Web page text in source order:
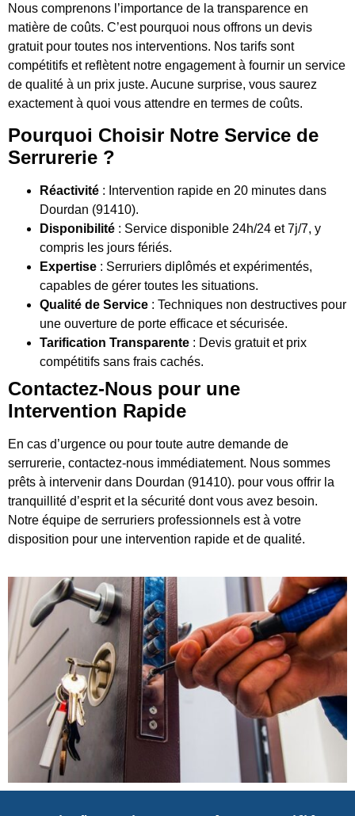
Nous comprenons l’importance de la transparence en
matière de coûts. C’est pourquoi nous offrons un devis
gratuit pour toutes nos interventions. Nos tarifs sont
compétitifs et reflètent notre engagement à fournir un service
de qualité à un prix juste. Aucune surprise, vous saurez
exactement à quoi vous attendre en termes de coûts.
Pourquoi Choisir Notre Service de
Serrurerie ?
Réactivité : Intervention rapide en 20 minutes dans
Dourdan (91410).
Disponibilité : Service disponible 24h/24 et 7j/7, y
compris les jours fériés.
Expertise : Serruriers diplômés et expérimentés,
capables de gérer toutes les situations.
Qualité de Service : Techniques non destructives pour
une ouverture de porte efficace et sécurisée.
Tarification Transparente : Devis gratuit et prix
compétitifs sans frais cachés.
Contactez-Nous pour une
Intervention Rapide
En cas d’urgence ou pour toute autre demande de
serrurerie, contactez-nous immédiatement. Nous sommes
prêts à intervenir dans Dourdan (91410). pour vous offrir la
tranquillité d’esprit et la sécurité dont vous avez besoin.
Notre équipe de serruriers professionnels est à votre
disposition pour une intervention rapide et de qualité.